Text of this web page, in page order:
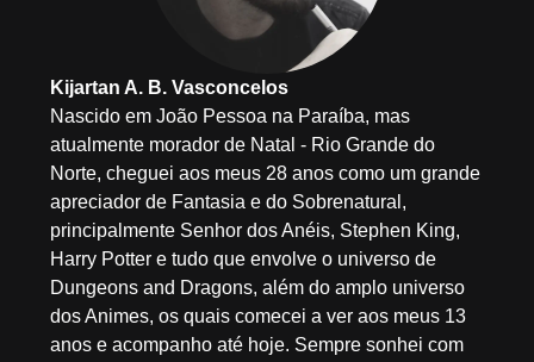
Kijartan A. B. Vasconcelos
Nascido em João Pessoa na Paraíba, mas
atualmente morador de Natal - Rio Grande do
Norte, cheguei aos meus 28 anos como um grande
apreciador de Fantasia e do Sobrenatural,
principalmente Senhor dos Anéis, Stephen King,
Harry Potter e tudo que envolve o universo de
Dungeons and Dragons, além do amplo universo
dos Animes, os quais comecei a ver aos meus 13
anos e acompanho até hoje. Sempre sonhei com